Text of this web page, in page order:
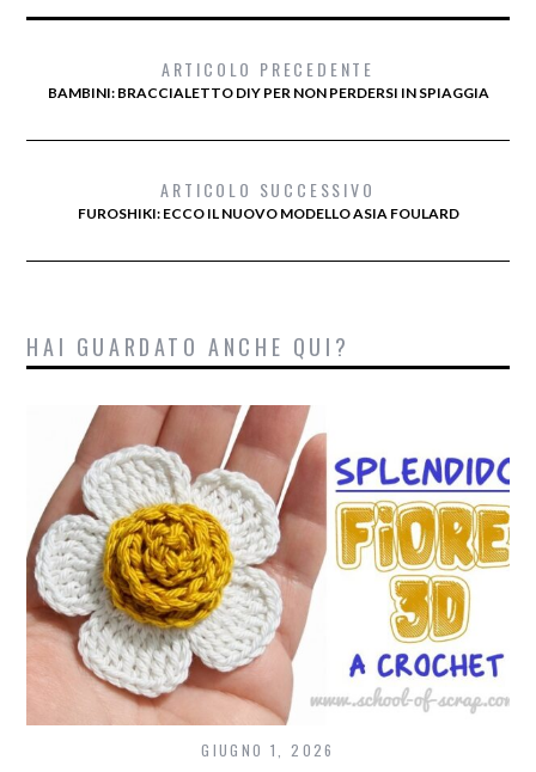
ARTICOLO PRECEDENTE
BAMBINI: BRACCIALETTO DIY PER NON PERDERSI IN SPIAGGIA
ARTICOLO SUCCESSIVO
FUROSHIKI: ECCO IL NUOVO MODELLO ASIA FOULARD
HAI GUARDATO ANCHE QUI?
GIUGNO 1, 2026